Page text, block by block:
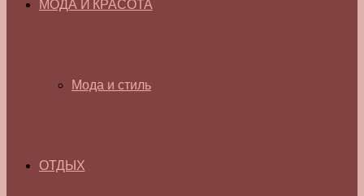
МОДА И КРАСОТА
Мода и стиль
ОТДЫХ